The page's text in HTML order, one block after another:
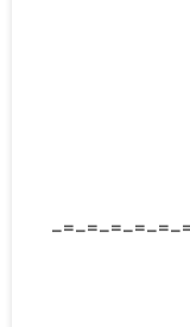
-=-=-=-=-=-